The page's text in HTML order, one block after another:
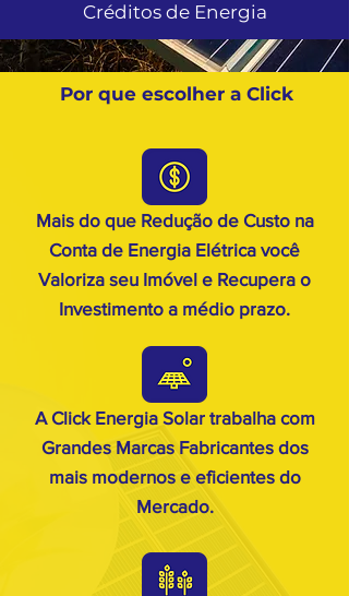
Créditos de Energia
Por que escolher a Click
Mais do que Redução de Custo na
Conta de Energia Elétrica você
Valoriza seu Imóvel e Recupera o
Investimento a médio prazo.
A Click Energia Solar trabalha com
Grandes Marcas Fabricantes dos
mais modernos e eficientes do
Mercado.